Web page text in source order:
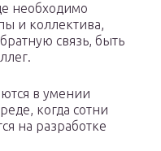
необходимо
и коллектива,
связь, быть
в умении
когда сотни
на разработке